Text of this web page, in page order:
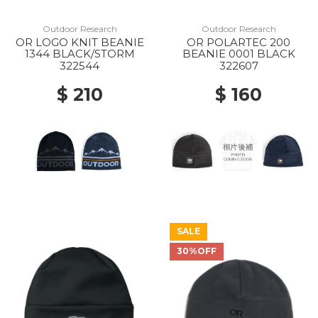
Outdoor Research
OR LOGO KNIT BEANIE
1344 BLACK/STORM
322544
$ 210
Outdoor Research
OR POLARTEC 200
BEANIE 0001 BLACK
322607
$ 160
SALE
30%OFF